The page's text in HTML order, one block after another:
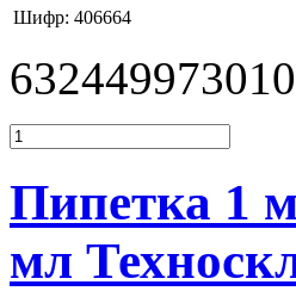
Шифр: 406664
632449973010
Пипетка 1
мл